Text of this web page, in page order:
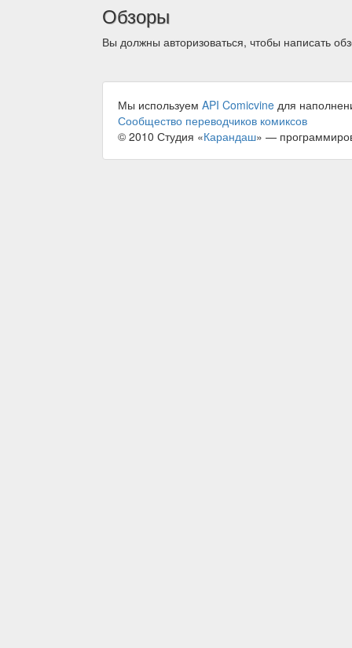
Обзоры
Вы должны авторизоваться, чтобы написать
Мы используем API Comicvine для
Сообщество переводчиков комиксов
© 2010 Студия «Карандаш» —